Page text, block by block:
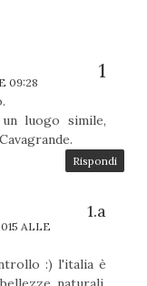
09:28
luogo simile,
Rispondi
ALLE
:) l'italia è